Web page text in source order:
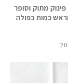
מתוק וסופר
כמות כפולה